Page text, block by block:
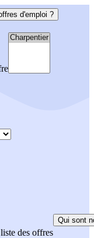
d'emploi ?
des offres
Qui sont